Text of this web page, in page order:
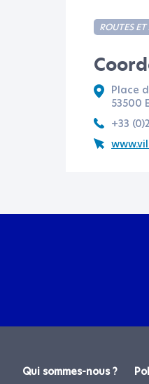
ROUTES
Place
53500
+33
Qui sommes-nous ?